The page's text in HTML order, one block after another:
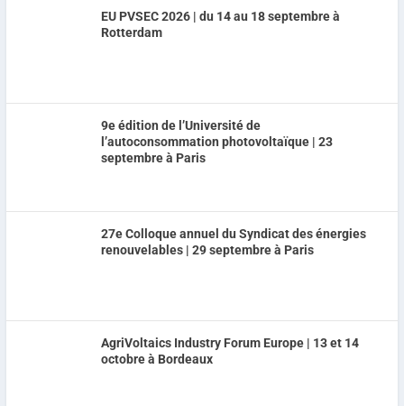
EU PVSEC 2026 | du 14 au 18 septembre à
Rotterdam
9e édition de l’Université de
l’autoconsommation photovoltaïque | 23
septembre à Paris
27e Colloque annuel du Syndicat des énergies
renouvelables | 29 septembre à Paris
AgriVoltaics Industry Forum Europe | 13 et 14
octobre à Bordeaux